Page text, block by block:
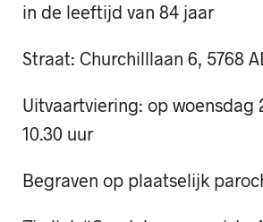
in de leeftijd van 84 jaar
Straat: Churchilllaan 6, 5768
Uitvaartviering: op woensdag
10.30 uur
Begraven op plaatselijk